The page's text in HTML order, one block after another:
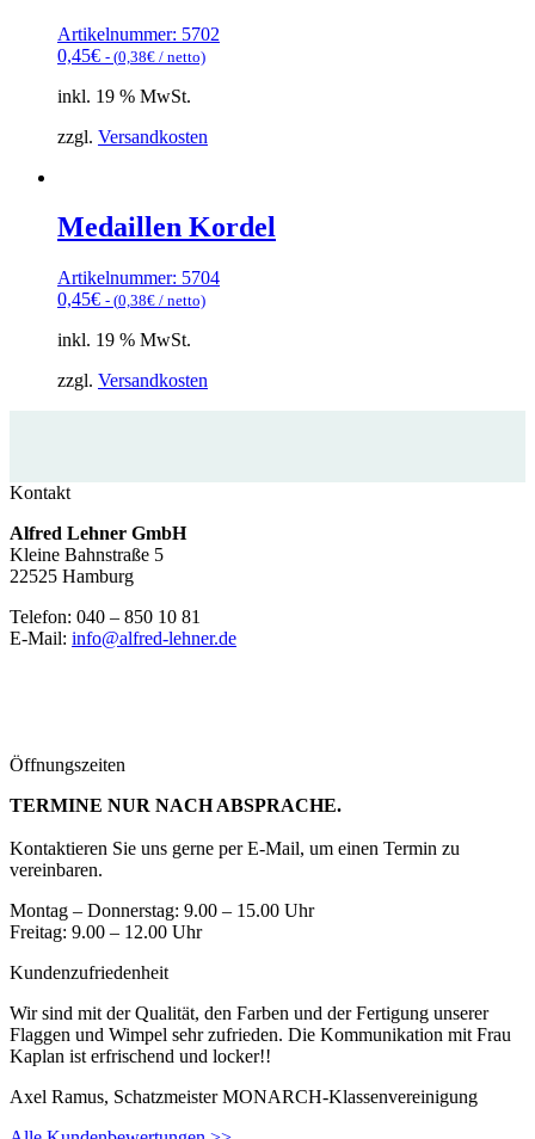
Artikelnummer: 5702
0,45€ - (0,38€ / netto)
inkl. 19 % MwSt.
zzgl. Versandkosten
Medaillen Kordel
Artikelnummer: 5704
0,45€ - (0,38€ / netto)
inkl. 19 % MwSt.
zzgl. Versandkosten
Kontakt
Alfred Lehner GmbH
Kleine Bahnstraße 5
22525 Hamburg
Telefon: 040 – 850 10 81
E-Mail: info@alfred-lehner.de
Öffnungszeiten
TERMINE NUR NACH ABSPRACHE.
Kontaktieren Sie uns gerne per E-Mail, um einen Termin zu
vereinbaren.
Montag – Donnerstag: 9.00 – 15.00 Uhr
Freitag: 9.00 – 12.00 Uhr
Kundenzufriedenheit
Wir sind mit der Qualität, den Farben und der Fertigung unserer
Flaggen und Wimpel sehr zufrieden. Die Kommunikation mit Frau
Kaplan ist erfrischend und locker!!
Axel Ramus, Schatzmeister MONARCH-Klassenvereinigung